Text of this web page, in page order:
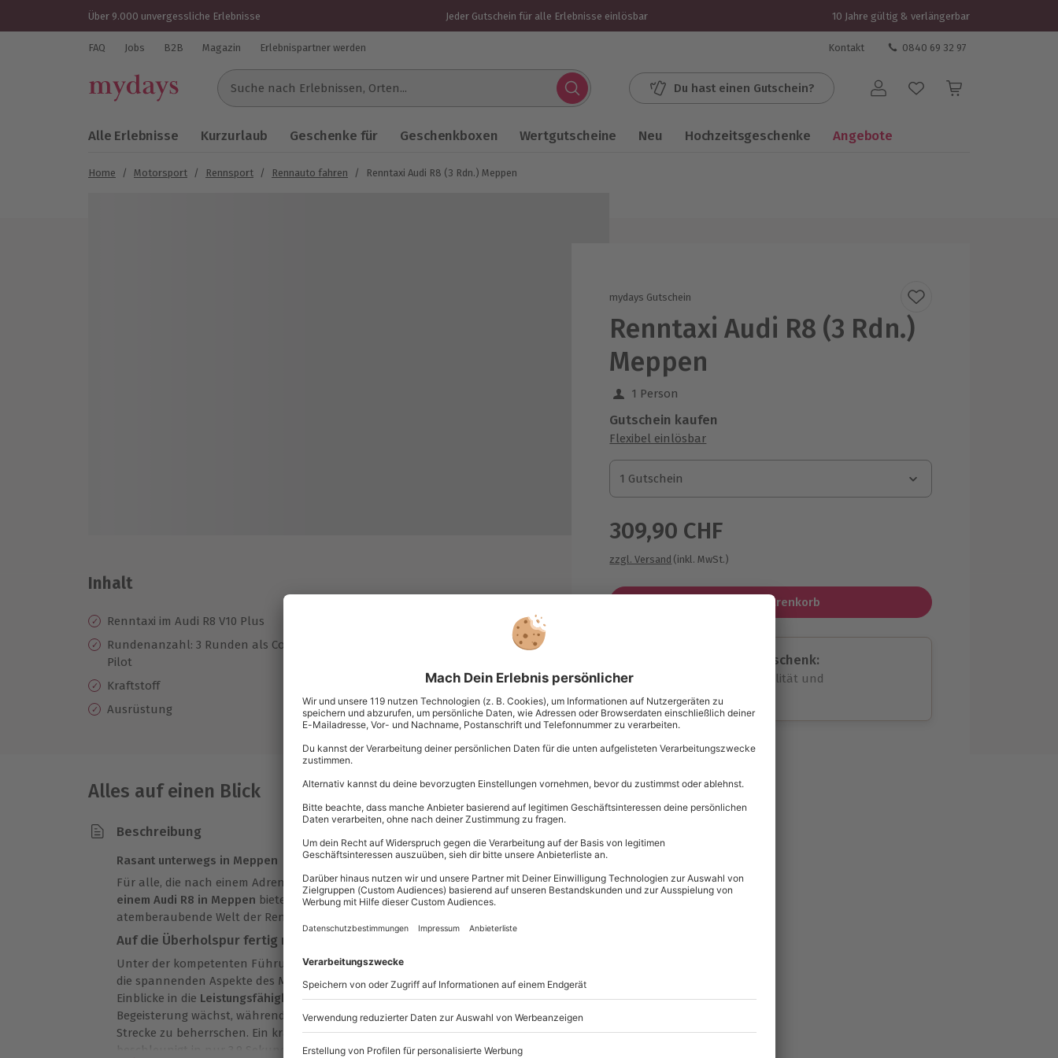
Über 9.000 unvergessliche Erlebnisse Jeder Gutschein für alle Erlebnisse einlösbar 10 Jahre gültig & verlängerbar
FAQ Jobs B2B Magazin Erlebnispartner werden Kontakt 0840 69 32 97
Suche nach Erlebnissen...
Du hast einen Gutschein? Benutzerkonto
Alle Erlebnisse Kurzurlaub Geschenke für Geschenkboxen Wertgutscheine Neu Hochzeitsgeschenke Angebote
Home / Motorsport / Rennsport / Rennauto fahren / Renntaxi Audi R8 (3 Rdn.) Meppen
mydays Gutschein
Renntaxi Audi R8 (3 Rdn.)
Meppen
1 Person
Gutschein kaufen
Flexibel einlösbar
1 Gutschein
1 Gutschein
1 Gutschein
309,90 CHF
zzgl. Versand (inkl. MwSt.)
In den Warenkorb
Immer das passende Geschenk:
Große Auswahl, volle Flexibilität und
maximale Sicherheit
Große Auswahl
Erlebnisse.
Jeder Gutschein für alle Erlebnisse
einlösbar.
10 Jahre gültig & verlängerbar.
Inhalt
Renntaxi im Audi R8 V10 Plus
Rundenanzahl: 3 Runden als Co-
Pilot
Kraftstoff
Ausrüstung
Höchstgeschwindigkeit: 320 km/h
Getriebe: A6
Alles auf einen Blick
Beschreibung
Rasant unterwegs in Meppen
Für alle, die nach einem Adrenalinkick suchen: Eine Fahrt imRenntaxi mit
einem Audi R8 in Meppen bietet einen exklusiven Einblick in die
atemberaubende Welt der Rennsportgeschwindigkeiten.
Auf die Überholspur fertig machen
Unter der kompetenten Führung eines versierten Rennlehrers wirst Du in
die spannenden Aspekte des Motorsports eingeführt. Du erhältst tiefe
Einblicke in die Leistungsfähigkeit dieses hochkarätigen Fahrzeugs. Deine
Begeisterung wächst, während Du Dich darauf einstellst, als Beifahrer die
Strecke zu beherrschen. Ein kräftiges Gasgeben und der Audi R8 V10 Plus
beschleunigt in nur 3,9 Sekunden von 0 auf 100 km/h.